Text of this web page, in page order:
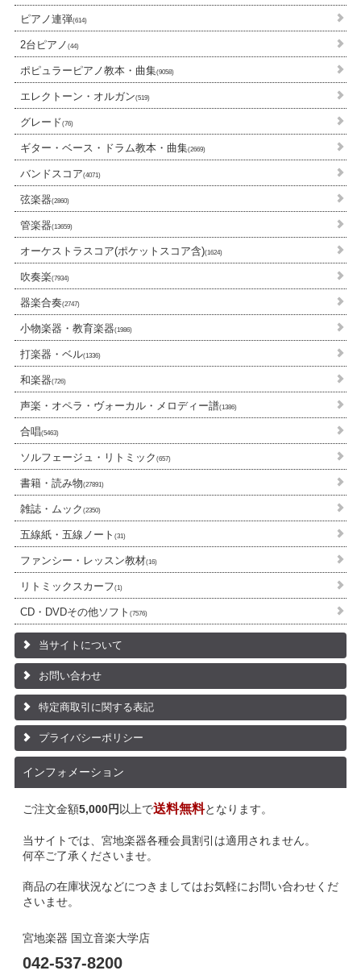
ピアノ連弾(614)
2台ピアノ (44)
ポピュラーピアノ教本・曲集(9058)
エレクトーン・オルガン(519)
グレード(76)
ギター・ベース・ドラム教本・曲集(2669)
バンドスコア(4071)
弦楽器(2860)
管楽器(13659)
オーケストラスコア(ポケットスコア含)(1624)
吹奏楽(7934)
器楽合奏(2747)
小物楽器・教育楽器(1986)
打楽器・ベル(1336)
和楽器(726)
声楽・オペラ・ヴォーカル・メロディー譜(1386)
合唱(5463)
ソルフェージュ・リトミック (657)
書籍・読み物(27891)
雑誌・ムック (2350)
五線紙・五線ノート (31)
ファンシー・レッスン教材(16)
リトミックスカーフ(1)
CD・DVDその他ソフト (7576)
当サイトについて
お問い合わせ
特定商取引に関する表記
プライバシーポリシー
インフォメーション
ご注文金額5,000円 以上で送料無料となります。
当サイトでは、宮地楽器各種会員割引は適用されません。
何卒ご了承くださいませ。
商品の在庫状況などにつきましてはお気軽にお問い合わせくだ
さいませ。
宮地楽器 国立音楽大学店
042-537-8200